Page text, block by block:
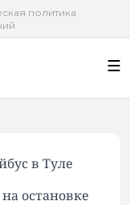
политика
в Туле
остановке